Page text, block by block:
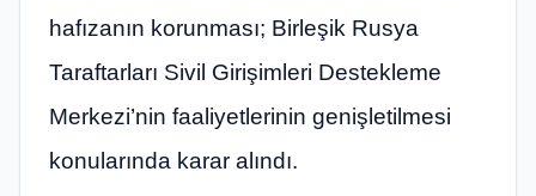
hafızanın korunması; Birleşik Rusya
Taraftarları Sivil Girişimleri Destekleme
Merkezi’nin faaliyetlerinin genişletilmesi
konularında karar alındı.